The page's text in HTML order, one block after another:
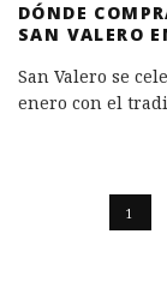
DÓNDE
SAN VALERO
San Valero se
enero con el
1